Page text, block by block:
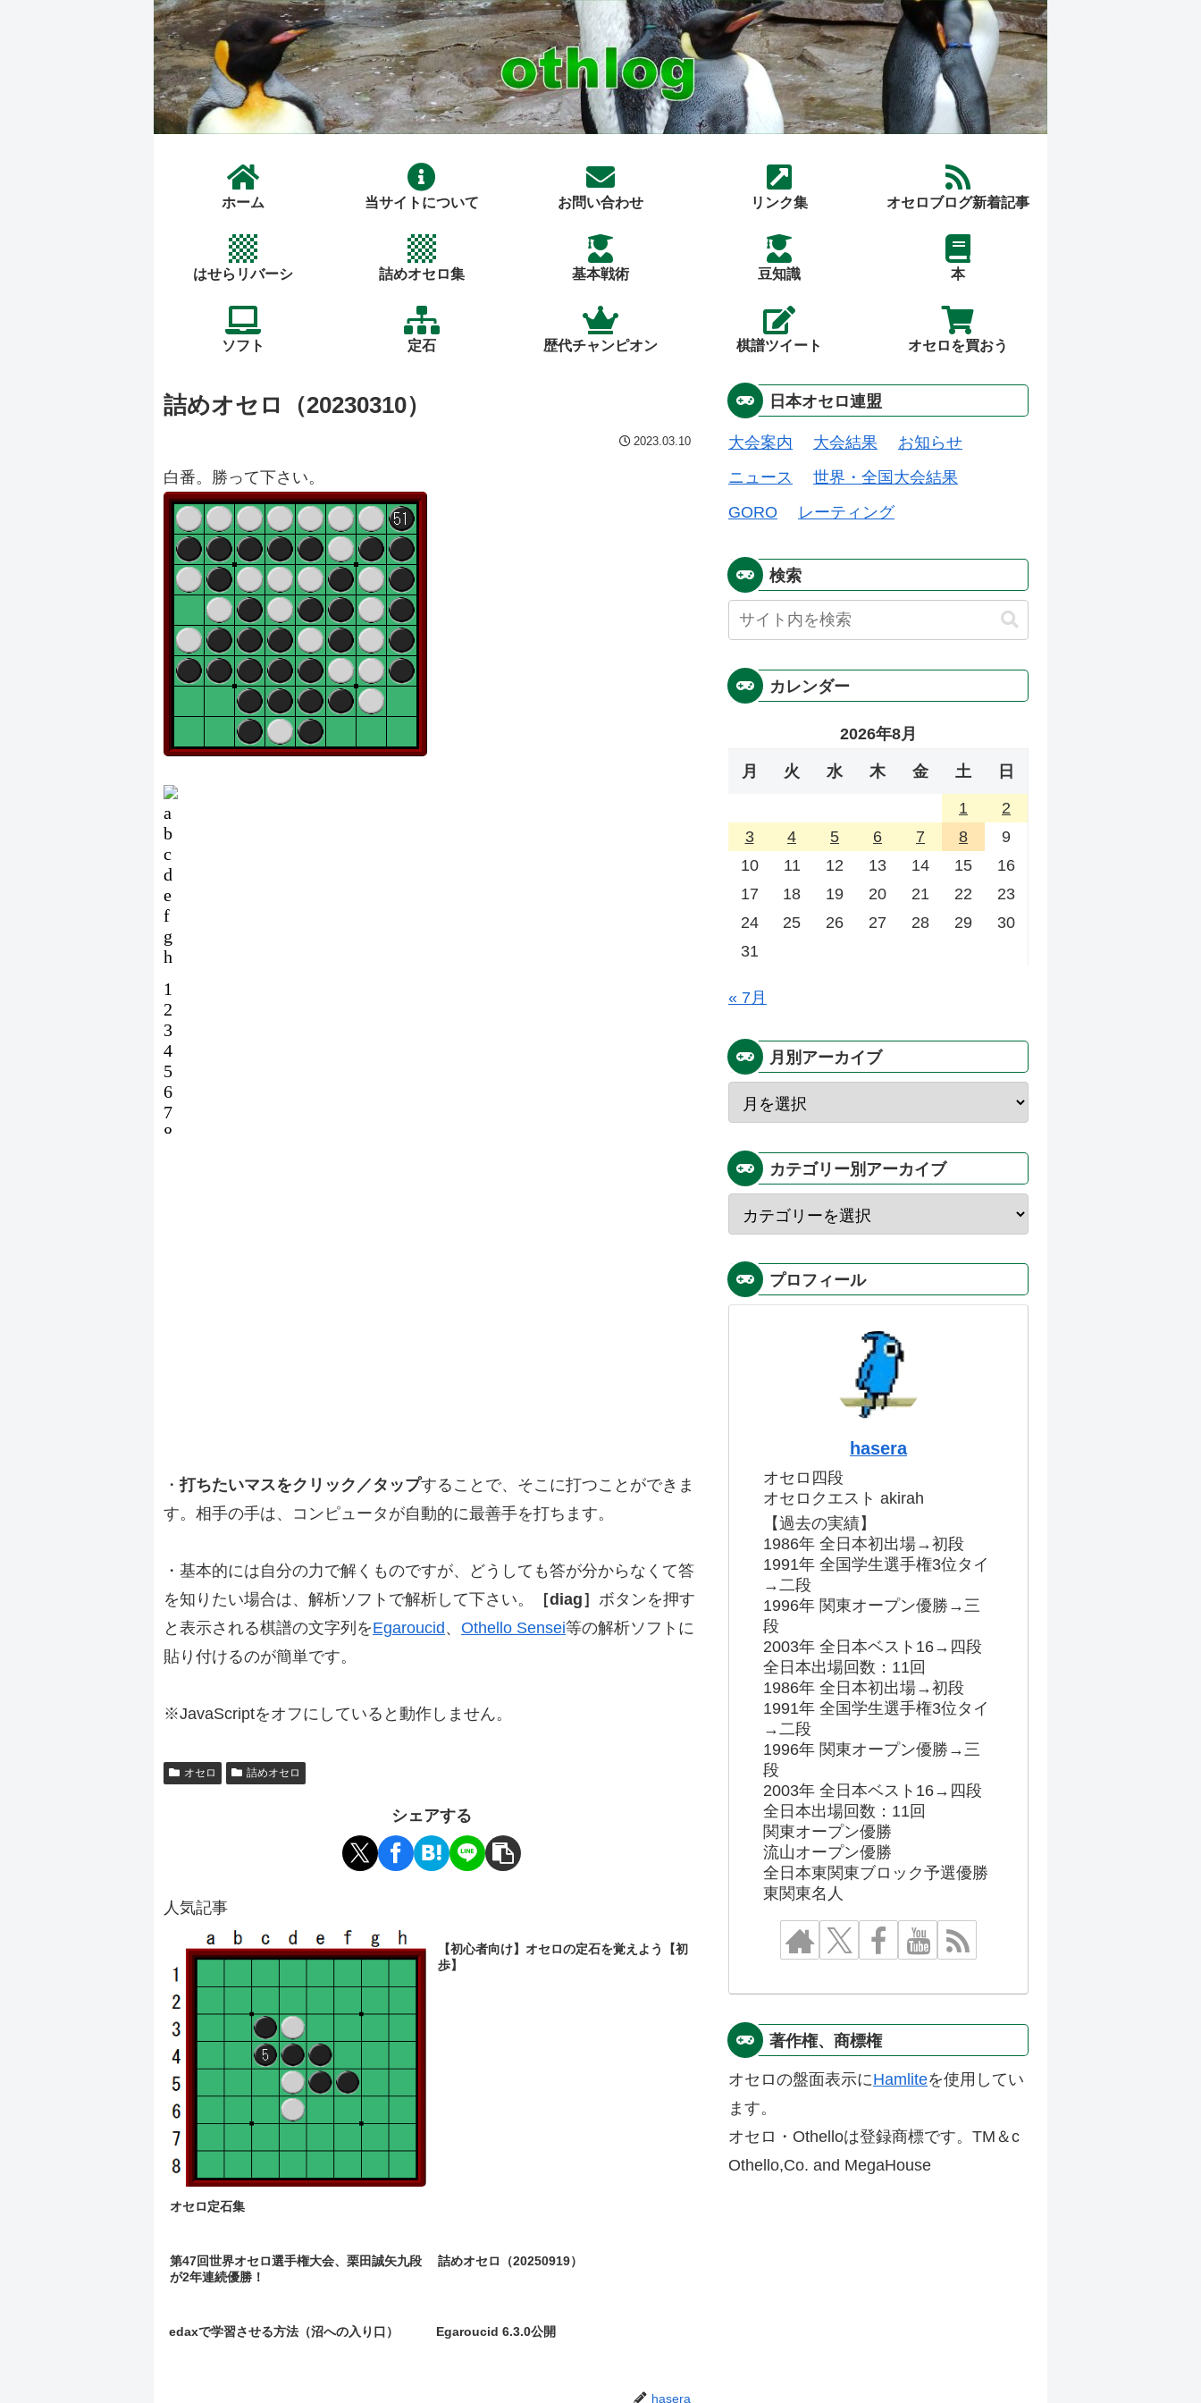
ホーム 当サイトについて お問い合わせ リンク集 オセロブログ新着記事
はせらリバーシ 詰めオセロ集 基本戦術 豆知識 本
ソフト 定石 歴代チャンピオン 棋譜ツイート オセロを買おう
詰めオセロ（20230310）
2023.03.10
白番。勝って下さい。
・打ちたいマスをクリック／タップすることで、そこに打つことができま
す。相手の手は、コンピュータが自動的に最善手を打ちます。
・基本的には自分の力で解くものですが、どうしても答が分からなくて答
を知りたい場合は、解析ソフトで解析して下さい。
［diag］ ボタンを押す
と表示される棋譜の文字列をEgaroucid、 Othello Sensei等の解析ソフトに
貼り付けるのが簡単です。
※JavaScriptをオフにしていると動作しません。
オセロ 詰めオセロ
シェアする
人気記事
オセロ定石集
【初心者向け】オセロの定石を覚えよう【初
歩】
第47回世界オセロ選手権大会、栗田誠矢九段
が2年連続優勝！
詰めオセロ（20250919）
edaxで学習させる方法（沼への入り口） Egaroucid 6.3.0公開
hasera
日本オセロ連盟
大会案内 大会結果
お知らせ
ニュース
世界・全国大会結果
GORO
レーティング
検索
カレンダー
2026年8月
月 火 水 木 金 土 日
1
2
3
4 5 6 7 8
9
10
11 12 13 14 15
16
17
18 19 20 21 22
23
24
25 26 27 28 29
30
31
« 7月
月別アーカイブ
カテゴリー別アーカイブ
プロフィール
hasera
オセロ四段
オセロクエスト akirah
【過去の実績】
1986年 全日本初出場→初段
1991年 全国学生選手権3位タイ
→二段
1996年 関東オープン優勝→三
段
2003年 全日本ベスト16→四段
全日本出場回数：11回
1986年 全日本初出場→初段
1991年 全国学生選手権3位タイ
→二段
1996年 関東オープン優勝→三
段
2003年 全日本ベスト16→四段
全日本出場回数：11回
関東オープン優勝
流山オープン優勝
全日本東関東ブロック予選優勝
東関東名人
著作権、商標権
オセロの盤面表示にHamliteを使用してい
ます。
オセロ・Othelloは登録商標です。TM＆c
Othello,Co. and MegaHouse